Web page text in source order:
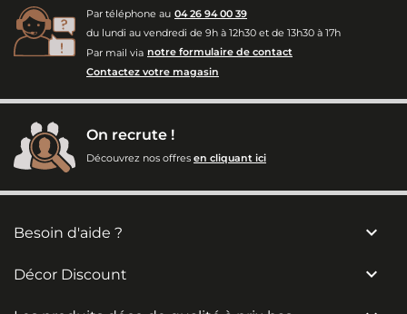
Par téléphone au 04 26 94 00 39
du lundi au vendredi de 9h à 12h30 et de 13h30 à 17h
Par mail via notre formulaire de contact
Contactez votre magasin
On recrute !
Découvrez nos offres en cliquant ici
Besoin d'aide ? 
Décor Discount 